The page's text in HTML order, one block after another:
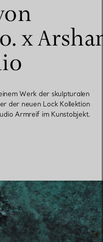
x
Werk der skulpturalen
der neuen Lock Kollektion
Armreif im Kunstobjekt.